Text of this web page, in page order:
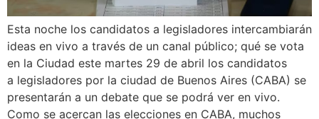
Esta noche los candidatos a legisladores intercambiarán
ideas en vivo a través de un canal público; qué se vota
en la Ciudad este martes 29 de abril los candidatos
a legisladores por la ciudad de Buenos Aires (CABA) se
presentarán a un debate que se podrá ver en vivo.
Como se acercan las elecciones en CABA, muchos